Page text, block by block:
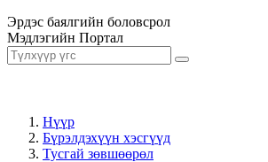
Эрдэс баялгийн боловсрол
Мэдлэгийн Портал
Нүүр
Бүрэлдэхүүн хэсгүүд
Тусгай зөвшөөрөл